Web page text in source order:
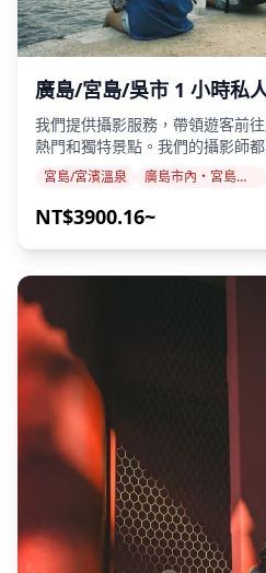
廣島/宮島/吳市 1 小時私
我們提供攝影服務，帶領遊客前
熱門和獨特景點。我們的攝影師
務可以配合您的旅行行程，捕捉
任何地方都可以預訂攝影課程，
將在一周內交付，您可以選擇您
交付。我們會對照片進行調整，
要，還可以調整情緒和顏色。 讓我們透過我們的攝影服務捕捉
您在廣島市、宮島和吳市的特別時刻！ 該地區熱門的攝
包括： ・廣島和平紀念公園和標
河上的強烈倒影 ・宮島上世界著
彌山可以欣賞到瀨戶內海無數島
印象深刻的 1/10 比例大和號戰艦
（Tetsu no Kujira-kan）及其真
統日式景觀設計 ・吳市海軍港，有
要資訊： ・如果您在預定的會面
照片數量可能會減少。 ・如果在
會下雨，或者在拍攝當天下意外
安排日期和時間，(2) 更改地點，或
(https://assets.hldycdn.com/
宮島/宮濱溫泉 廣島市內・宮島・吳
NT$3900.16~